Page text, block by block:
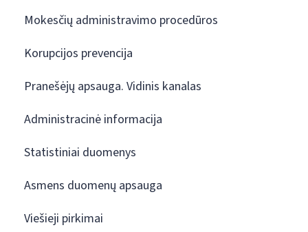
Mokesčių administravimo procedūros
Korupcijos prevencija
Pranešėjų apsauga. Vidinis kanalas
Administracinė informacija
Statistiniai duomenys
Asmens duomenų apsauga
Viešieji pirkimai